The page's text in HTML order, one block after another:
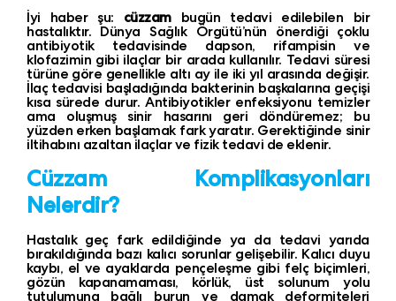
İyi haber şu: cüzzambugün tedavi edilebilen bir
hastalıktır. Dünya Sağlık Örgütü’nün önerdiği çoklu
antibiyotik tedavisinde dapson, rifampisin ve
klofazimin gibi ilaçlar bir arada kullanılır. Tedavi süresi
türüne göre genellikle altı ay ile iki yıl arasında değişir.
İlaç tedavisi başladığında bakterinin başkalarına geçişi
kısa sürede durur. Antibiyotikler enfeksiyonu temizler
ama oluşmuş sinir hasarını geri döndüremez; bu
yüzden erken başlamak fark yaratır. Gerektiğinde sinir
iltihabını azaltan ilaçlar ve fizik tedavi de eklenir.
Cüzzam Komplikasyonları
Nelerdir?
Hastalık geç fark edildiğinde ya da tedavi yarıda
bırakıldığında bazı kalıcı sorunlar gelişebilir. Kalıcı duyu
kaybı, el ve ayaklarda pençeleşme gibi felç biçimleri,
gözün kapanamaması, körlük, üst solunum yolu
tutulumuna bağlı burun ve damak deformiteleri